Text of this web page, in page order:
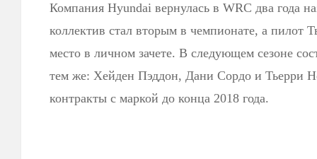
Компания Hyundai вернулась в WRC два года
коллектив стал вторым в чемпионате, а пилот
место в личном зачете. В следующем сезоне
тем же: Хейден Пэддон, Дани Сордо и Тьерри
контракты с маркой до конца 2018 года.